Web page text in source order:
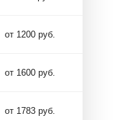
от 1200 руб.
от 1600 руб.
от 1783 руб.